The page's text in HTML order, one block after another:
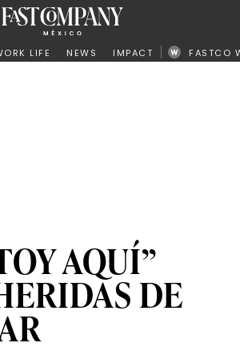
LIFE NEWS IMPACT FASTCO
AQUÍ”
DE